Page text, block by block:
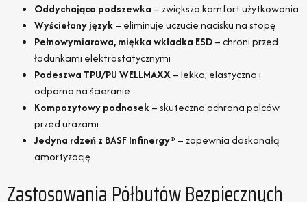
Oddychająca podszewka – zwiększa komfort użytkowania
Wyściełany język– eliminuje uczucie nacisku na stopę
Pełnowymiarowa, miękka wkładka ESD– chroni przed
ładunkami elektrostatycznymi
Podeszwa TPU/PU WELLMAXX– lekka, elastyczna i
odporna na ścieranie
Kompozytowy podnosek– skuteczna ochrona palców
przed urazami
Jedyna rdzeń z BASF Infinergy® – zapewnia doskonałą
amortyzację
Zastosowania Półbutów Bezpiecznych